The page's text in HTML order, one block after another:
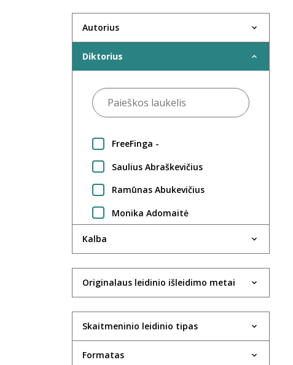
Autorius
Diktorius
FreeFinga -
Saulius Abraškevičius
Ramūnas Abukevičius
Monika Adomaitė
Jūratė Adomaitytė
Violeta Agejeva
Rima Aidietė
Kalba
Originalaus leidinio išleidimo metai
Skaitmeninio leidinio tipas
Formatas